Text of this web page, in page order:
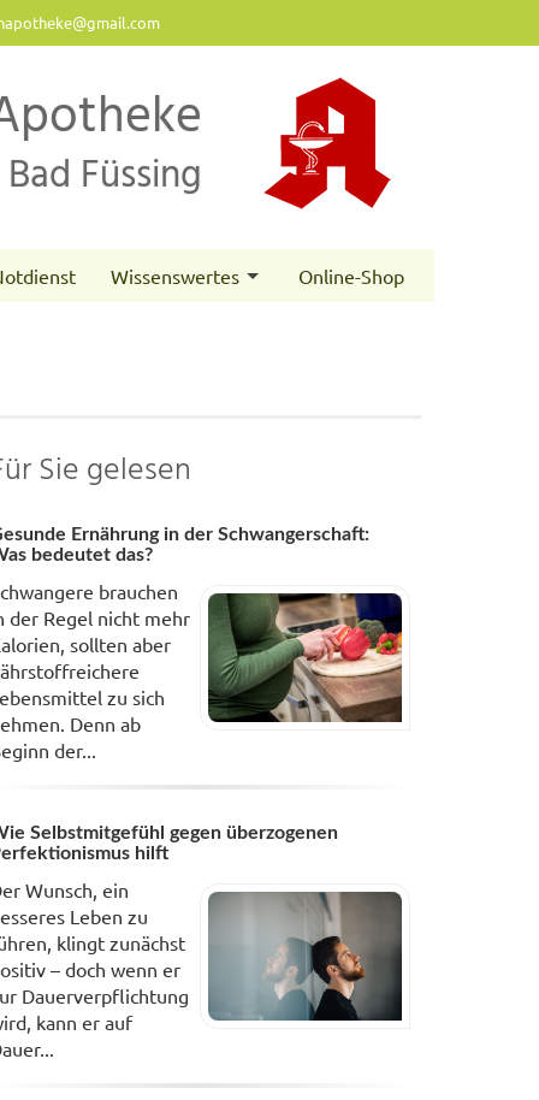
Bad Füssing
Wissenswertes Online-Shop
Sie gelesen
Ernährung in der Schwangerschaft:
bedeutet das?
brauchen
der Regel nicht mehr
sollten aber
zu sich
Denn ab
der...
Selbstmitgefühl gegen überzogenen
hilft
Wunsch, ein
Leben zu
klingt zunächst
– doch wenn er
Dauerverpflichtung
kann er auf